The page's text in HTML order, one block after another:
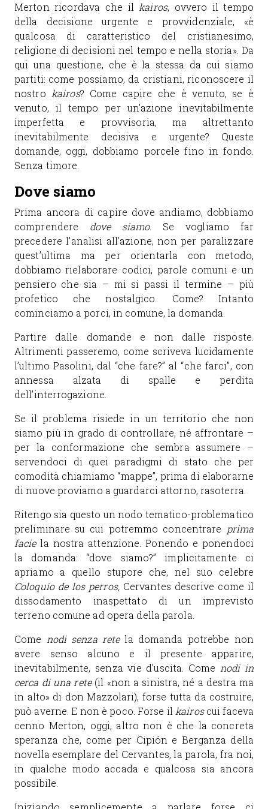
Merton ricordava che il kairos, ovvero il tempo
della decisione urgente e provvidenziale, «è
qualcosa di caratteristico del cristianesimo,
religione di decisioni nel tempo e nella storia». Da
qui una questione, che è la stessa da cui siamo
partiti: come possiamo, da cristiani, riconoscere il
nostro kairos? Come capire che è venuto, se è
venuto, il tempo per un’azione inevitabilmente
imperfetta e provvisoria, ma altrettanto
inevitabilmente decisiva e urgente? Queste
domande, oggi, dobbiamo porcele fino in fondo.
Senza timore.
Dove siamo
Prima ancora di capire dove andiamo, dobbiamo
comprendere dove siamo. Se vogliamo far
precedere l’analisi all’azione, non per paralizzare
quest’ultima ma per orientarla con metodo,
dobbiamo rielaborare codici, parole comuni e un
pensiero che sia – mi si passi il termine – più
profetico che nostalgico. Come? Intanto
cominciamo a porci, in comune, la domanda.
Partire dalle domande e non dalle risposte.
Altrimenti passeremo, come scriveva lucidamente
l’ultimo Pasolini, dal “che fare?” al “che farci”, con
annessa alzata di spalle e perdita
dell’interrogazione.
Se il problema risiede in un territorio che non
siamo più in grado di controllare, né affrontare –
per la conformazione che sembra assumere –
servendoci di quei paradigmi di stato che per
comodità chiamiamo “mappe”, prima di elaborarne
di nuove proviamo a guardarci attorno, rasoterra.
Ritengo sia questo un nodo tematico-problematico
preliminare su cui potremmo concentrare prima
faciela nostra attenzione. Ponendo e ponendoci
la domanda: “dove siamo?” implicitamente ci
apriamo a quello stupore che, nel suo celebre
Coloquio de los perros, Cervantes descrive come il
dissodamento inaspettato di un imprevisto
terreno comune ad opera della parola.
Come nodi senza retela domanda potrebbe non
avere senso alcuno e il presente apparire,
inevitabilmente, senza vie d’uscita. Come nodi in
cerca di una rete (il «non a sinistra, né a destra ma
in alto» di don Mazzolari), forse tutta da costruire,
può averne. E non è poco. Forse il kairoscui faceva
cenno Merton, oggi, altro non è che la concreta
speranza che, come per Cipión e Berganza della
novella esemplare del Cervantes, la parola, fra noi,
in qualche modo accada e qualcosa sia ancora
possibile.